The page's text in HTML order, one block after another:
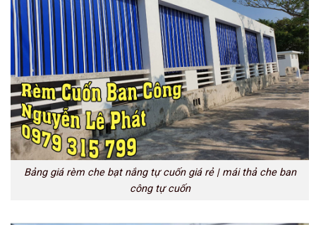
Bảng giá rèm che bạt nắng tự cuốn giá rẻ | mái thả che ban
công tự cuốn